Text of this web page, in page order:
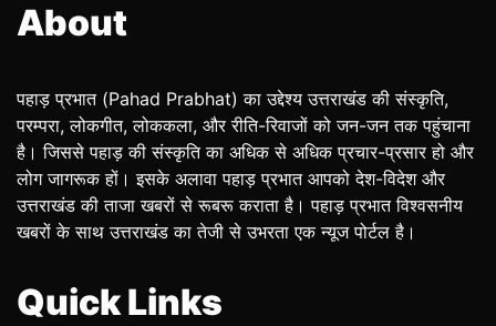
About
पहाड़ प्रभात (Pahad Prabhat) का उद्देश्य उत्तराखंड की संस्कृति,
परम्परा, लोकगीत, लोककला, और रीति-रिवाजों को जन-जन तक पहुंचाना
है। जिससे पहाड़ की संस्कृति का अधिक से अधिक प्रचार-प्रसार हो और
लोग जागरूक हों। इसके अलावा पहाड़ प्रभात आपको देश-विदेश और
उत्तराखंड की ताजा खबरों से रूबरू कराता है। पहाड़ प्रभात विश्वसनीय
खबरों के साथ उत्तराखंड का तेजी से उभरता एक न्यूज पोर्टल है।
Quick Links